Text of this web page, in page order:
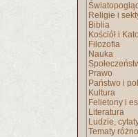
Światopogląd
Religie i
Biblia
Kościół i
Filozofia
Nauka
Prawo
Państwo i
Kultura
Felietony i
Literatura
Ludzie,
Tematy